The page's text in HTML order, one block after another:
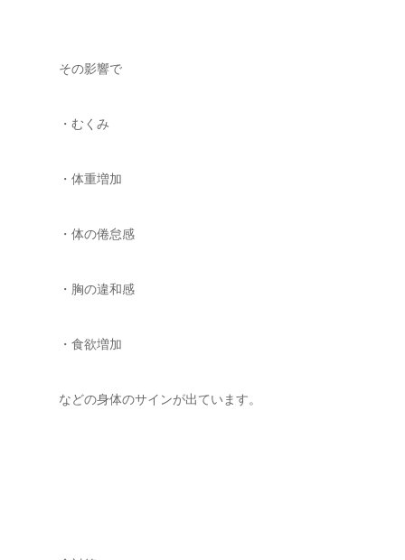
その影響で
・むくみ
・体重増加
・体の倦怠感
・胸の違和感
・食欲増加
などの身体のサインが出ています。